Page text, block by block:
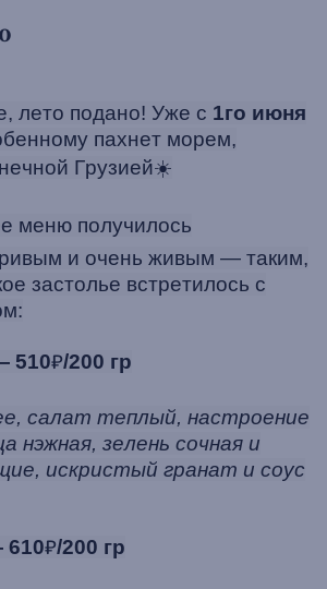
лето подано! Уже с 1го июня
пахнет морем,
Грузией☀️
меню получилось
и очень живым — таким,
застолье встретилось с
510₽/200 гр
салат теплый, настроение
нэжная, зелень сочная и
искристый гранат и соус
₽/200 гр